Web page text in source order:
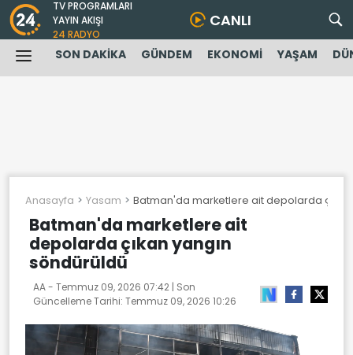
TV PROGRAMLARI
YAYIN AKIŞI
24 RADYO
CANLI
SON DAKİKA GÜNDEM EKONOMİ YAŞAM
Anasayfa Yasam Batman'da marketlere ait depolarda çıkan
Batman'da marketlere ait
depolarda çıkan yangın
söndürüldü
AA - Temmuz 09, 2026 07:42 | Son
Güncelleme Tarihi: Temmuz 09, 2026 10:26